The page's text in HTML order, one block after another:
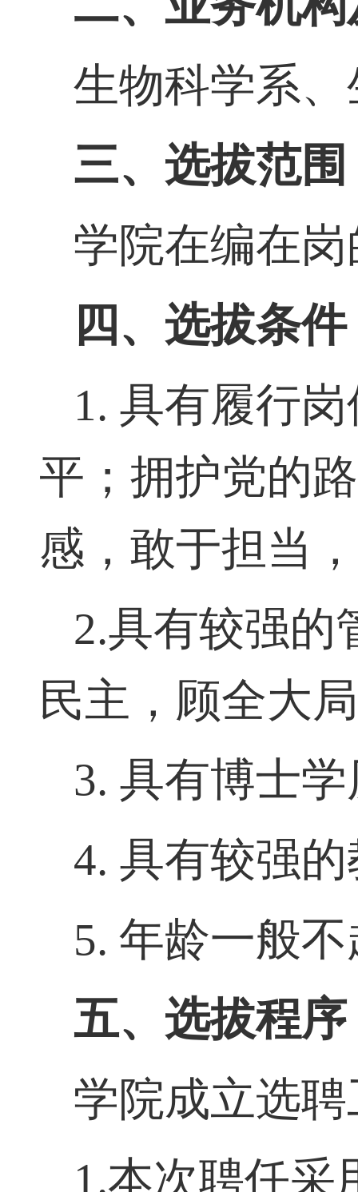
二、业务机
生物科学系
三、选拔范围
学院在编在
四、选拔条件
1.具有履行
平；拥护党的
感，敢于担当
2.具有较强的
民主，顾全大
3.具有博士
4.具有较强
5 . 年龄 一般
五、选拔程序
学院成立选